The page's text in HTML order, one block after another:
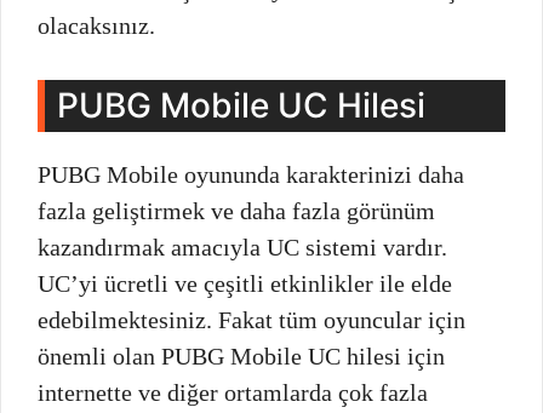
olacaksınız.
PUBG Mobile UC Hilesi
PUBG Mobile oyununda karakterinizi daha
fazla geliştirmek ve daha fazla görünüm
kazandırmak amacıyla UC sistemi vardır.
UC’yi ücretli ve çeşitli etkinlikler ile elde
edebilmektesiniz. Fakat tüm oyuncular için
önemli olan PUBG Mobile UC hilesi için
internette ve diğer ortamlarda çok fazla